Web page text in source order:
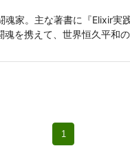
家。主な著書に『Elixir
を携えて、世界恒久平和
1